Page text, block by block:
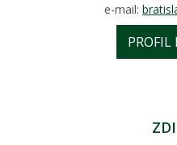
e-mail:
PROFIL